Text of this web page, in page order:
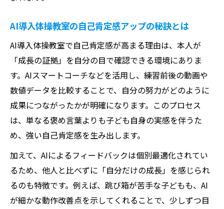
AI導入体操教室の自己肯定感アップの秘訣とは
AI導入体操教室で自己肯定感が高まる理由は、本人が
「成長の証拠」を自分の目で確認できる環境にありま
す。AIスマートコーチなどを活用し、練習前後の動画や
数値データを比較することで、自分の努力がどのように
成果につながったかが明確になります。このプロセス
は、単なる褒め言葉よりも子ども自身の実感を伴うた
め、強い自己肯定感を生み出します。
加えて、AIによるフィードバックは個別最適化されてい
るため、他人と比べずに「自分だけの成長」を感じられ
るのも特徴です。例えば、跳び箱が苦手な子どもも、AI
が細かな動作改善点を示してくれることで、少しずつ目